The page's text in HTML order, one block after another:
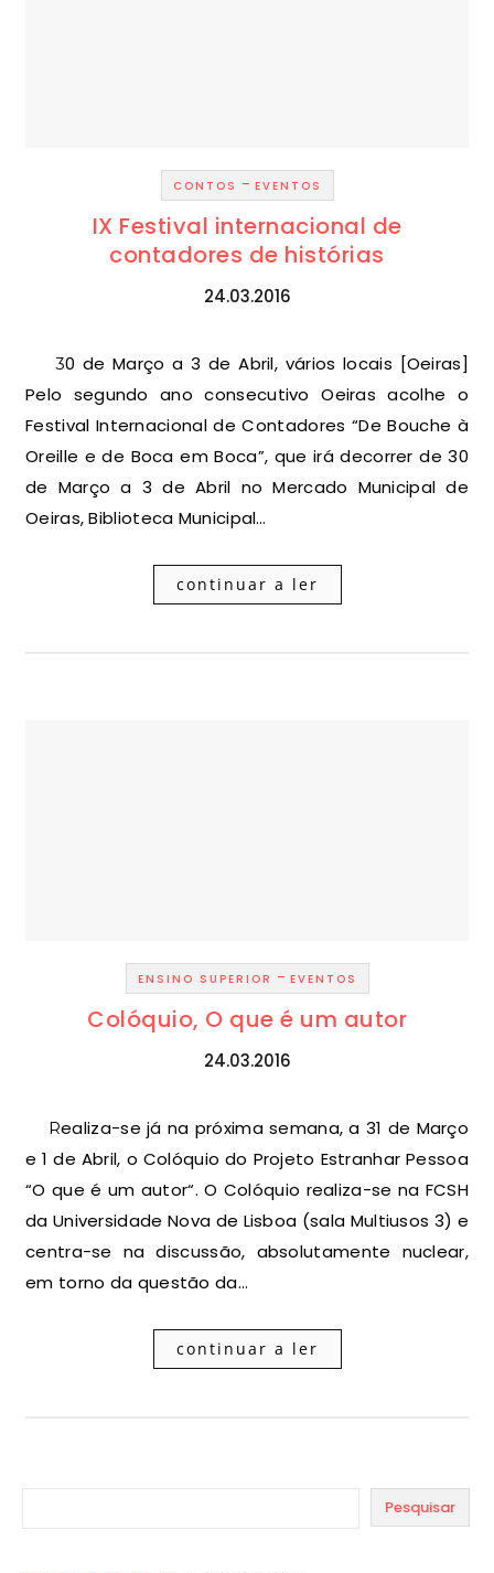
CONTOS - EVENTOS
IX Festival internacional de
contadores de histórias
24.03.2016
30 de Março a 3 de Abril, vários locais [Oeiras]
Pelo segundo ano consecutivo Oeiras acolhe o
Festival Internacional de Contadores “De Bouche à
Oreille e de Boca em Boca”, que irá decorrer de 30
de Março a 3 de Abril no Mercado Municipal de
Oeiras, Biblioteca Municipal…
continuar a ler
ENSINO SUPERIOR - EVENTOS
Colóquio, O que é um autor
24.03.2016
Realiza-se já na próxima semana, a 31 de Março
e 1 de Abril, o Colóquio do Projeto Estranhar Pessoa
“O que é um autor“. O Colóquio realiza-se na FCSH
da Universidade Nova de Lisboa (sala Multiusos 3) e
centra-se na discussão, absolutamente nuclear,
em torno da questão da…
continuar a ler
Pesquisar